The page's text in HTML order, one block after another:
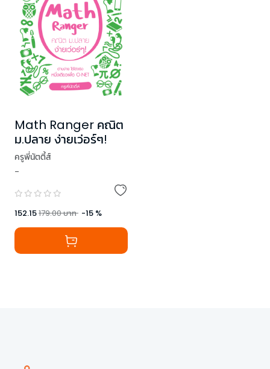
Math Ranger คณิต
ม.ปลาย ง่ายเว่อร์ๆ!
ครูพี่นัตตี้ส์
-
152.15179.00บาท -15 %